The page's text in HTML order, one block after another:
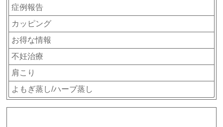
症例報告
カッピング
お得な情報
不妊治療
肩こり
よもぎ蒸し/ハーブ蒸し